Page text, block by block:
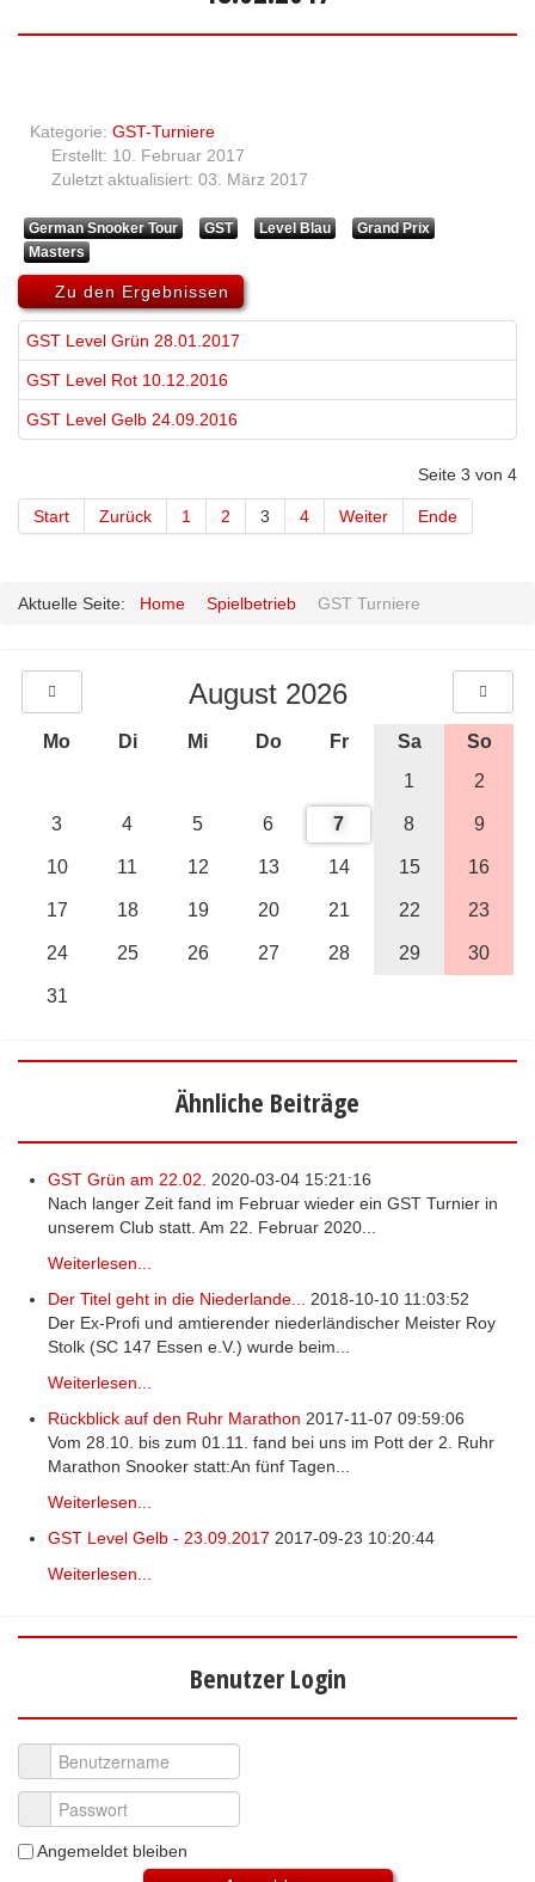
Kategorie: GST-Turniere
Erstellt: 10. Februar 2017
Zuletzt aktualisiert: 03. März 2017
German Snooker Tour GST Level Blau
Grand Prix
Masters
Zu den Ergebnissen
GST Level Grün 28.01.2017
GST Level Rot 10.12.2016
GST Level Gelb 24.09.2016
Seite 3 von 4
Start Zurück 1 2 3 4 Weiter Ende
Aktuelle Seite: Home Spielbetrieb GST Turniere
August 2026
Mo Di Mi Do Fr Sa
So
1
2
3 4 5 6 7 8 9
10 11 12 13 14 15 16
17 18 19 20 21 22 23
24 25 26 27 28 29 30
31
Ähnliche Beiträge
GST Grün am 22.02.
2020-03-04 15:21:16
Nach langer Zeit fand im Februar wieder ein GST Turnier in
unserem Club statt. Am 22. Februar 2020...
Weiterlesen...
Der Titel geht in die Niederlande...
2018-10-10 11:03:52
Der Ex-Profi und amtierender niederländischer Meister Roy
Stolk (SC 147 Essen e.V.) wurde beim...
Weiterlesen...
Rückblick auf den Ruhr Marathon 2017-11-07 09:59:06
Vom 28.10. bis zum 01.11. fand bei uns im Pott der 2. Ruhr
Marathon Snooker statt:An fünf Tagen...
Weiterlesen...
GST Level Gelb - 23.09.2017 2017-09-23 10:20:44
Weiterlesen...
Benutzer Login
Benutzername
Passwort
Angemeldet bleiben